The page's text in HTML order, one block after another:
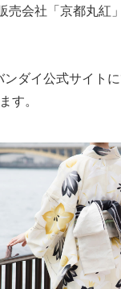
売会社「京都丸紅
ダイ公式サイト
す。